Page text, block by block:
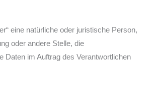
eine natürliche oder juristische Person,
oder andere Stelle, die
Daten im Auftrag des Verantwortlichen